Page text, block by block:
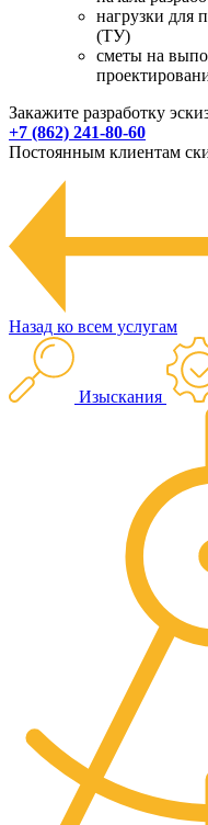
нагрузки для
(ТУ)
сметы на
Закажите разработку
+7 (862) 241-80-60
Постоянным клиентам
Назад ко всем услугам
Изыскания